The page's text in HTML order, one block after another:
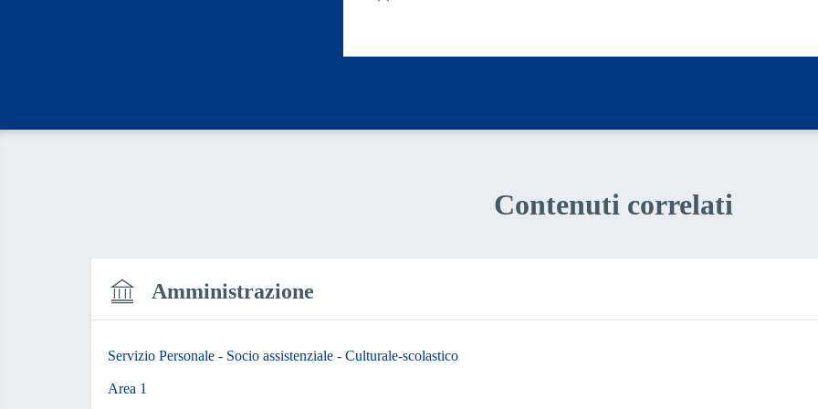
Contenuti correlati
Amministrazione
Servizio Personale - Socio assistenziale - Culturale-scolastico
Area 1